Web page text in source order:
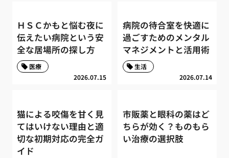
ＨＳＣかもと悩む夜に
伝えたい病院という安
全な居場所の探し方
2026.07.15
医療
病院の待合室を快適に
過ごすためのメンタル
マネジメントと活用術
2026.07.14
生活
猫による咬傷を甘く見
てはいけない理由と適
切な初期対応の完全ガ
イド
市販薬と眼科の薬はど
ちらが効く？ものもら
い治療の選択肢